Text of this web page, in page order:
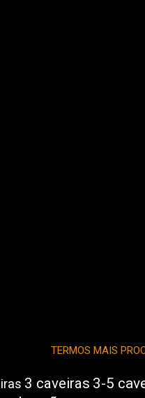
TERMOS MAIS
3 caveiras 3-5